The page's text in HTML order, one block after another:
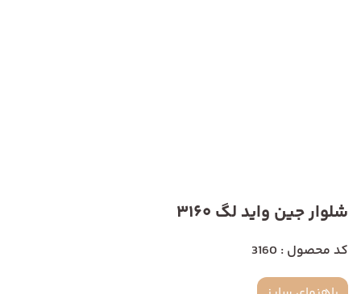
شلوار جین واید لگ 3160
کد محصول : 3160